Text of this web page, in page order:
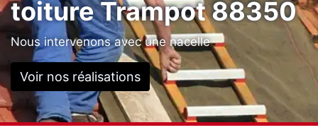
toiture Trampot 88350
Nous intervenons avec une nacelle
Voir nos réalisations